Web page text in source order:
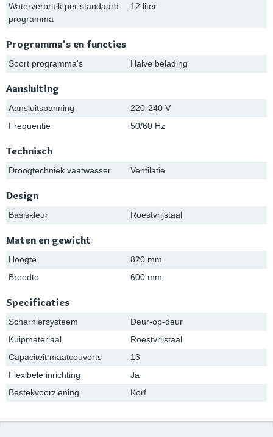
Waterverbruik per standaard
programma
12 liter
Programma's en functies
Soort programma's Halve belading
Aansluiting
Aansluitspanning
220-240 V
Frequentie
50/60 Hz
Technisch
Droogtechniek vaatwasser Ventilatie
Design
Basiskleur Roestvrijstaal
Maten en gewicht
Hoogte
820 mm
Breedte
600 mm
Specificaties
Scharniersysteem
Deur-op-deur
Kuipmateriaal
Roestvrijstaal
Capaciteit maatcouverts
13
Flexibele inrichting
Ja
Bestekvoorziening
Korf